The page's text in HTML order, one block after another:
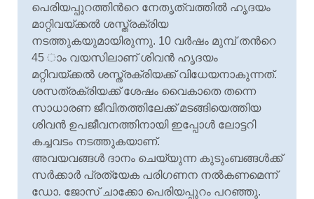
പെരിയപ്പുറത്തിന്റെ നേതൃത്വത്തില് ഹൃദയം
മാറ്റിവയ്ക്കല് ശസ്ത്രക്രിയ
നടത്തുകയുമായിരുന്നു. 10 വര്ഷം മുമ്പ് തന്റെ
45 ാം വയസിലാണ് ശിവന് ഹൃദയം
മറ്റിവയ്ക്കല് ശസ്ത്രക്രിയക്ക് വിധേയനാകുന്നത്.
ശസത്രക്രിയക്ക് ശേഷം വൈകാതെ തന്നെ
സാധാരണ ജീവിതത്തിലേക്ക് മടങ്ങിയെത്തിയ
ശിവന് ഉപജീവനത്തിനായി ഇപ്പോള് ലോട്ടറി
കച്ചവടം നടത്തുകയാണ്.
അവയവങ്ങൾ ദാനം ചെയ്യുന്ന കുടുംബങ്ങൾക്ക്
സർക്കാർ പ്രത്യേക പരിഗണന നൽകണമെന്ന്
ഡോ. ജോസ് ചാക്കോ പെരിയപ്പുറം പറഞ്ഞു.